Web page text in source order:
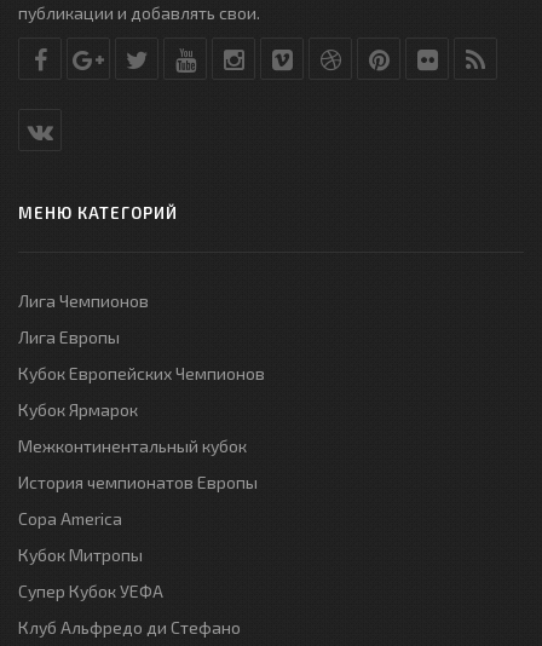
публикации и добавлять свои.
МЕНЮ КАТЕГОРИЙ
Лига Чемпионов
Лига Европы
Кубок Европейских Чемпионов
Кубок Ярмарок
Межконтинентальный кубок
История чемпионатов Европы
Copa America
Кубок Митропы
Супер Кубок УЕФА
Клуб Альфредо ди Стефано